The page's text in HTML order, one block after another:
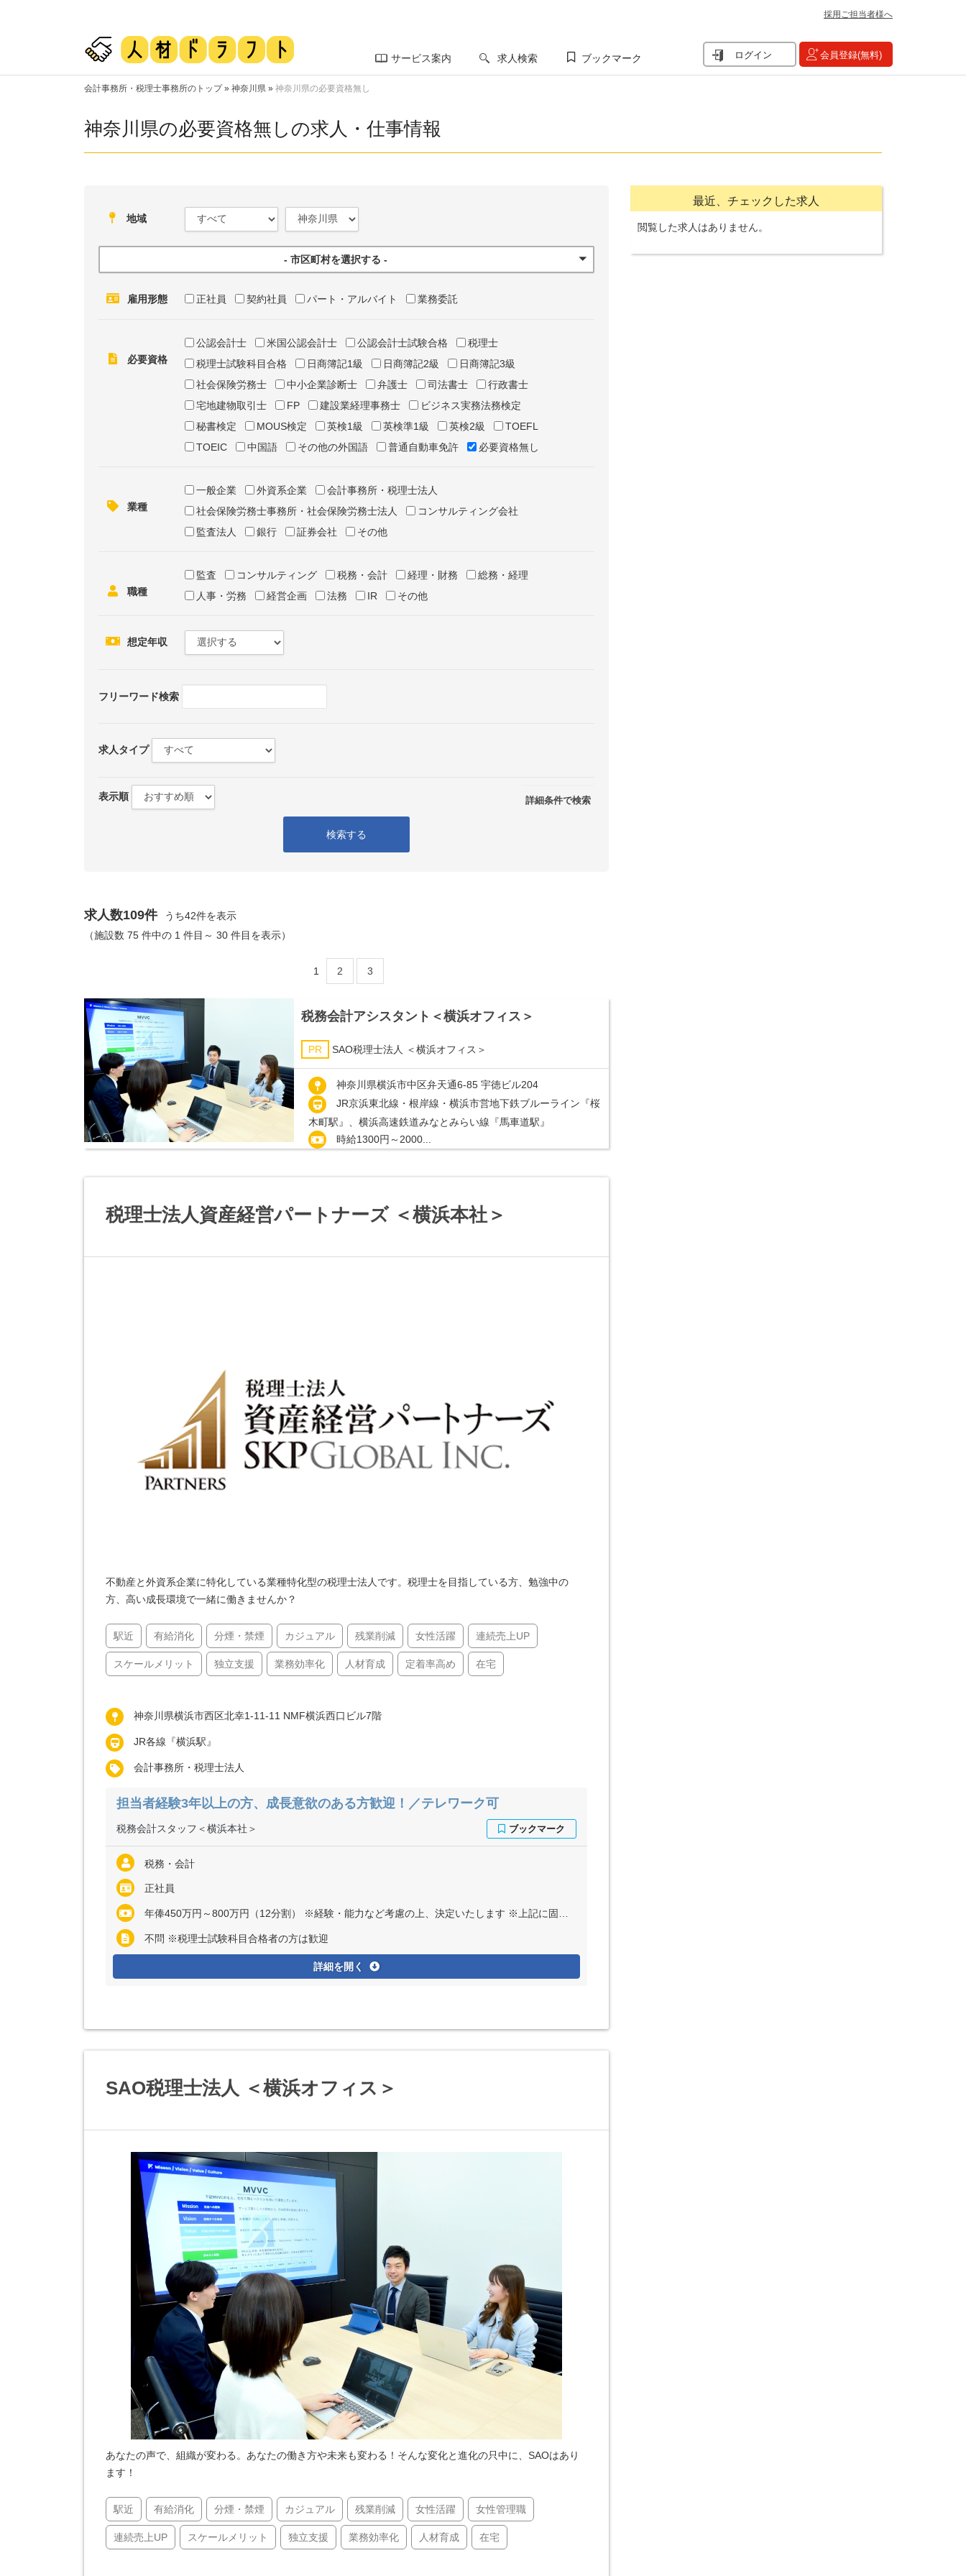
採用ご担当者様へ
サービス案内 求人検索 ブックマーク ログイン 会員登録(無料)
会計事務所・税理士事務所のトップ» 神奈川県 » 神奈川県の必要資格無し
神奈川県の必要資格無しの求人・仕事情報
地域
- 市区町村を選択する -
雇用形態 正社員 契約社員 パート・アルバイト 業務委託
必要資格
公認会計士 米国公認会計士 公認会計士試験合格
税理士
税理士試験科目合格
日商簿記1級 日商簿記2級
日商簿記3級
社会保険労務士
中小企業診断士 弁護士 司法書士
行政書士
宅地建物取引士
FP 建設業経理事務士
ビジネス実務法務検定
秘書検定
MOUS検定 英検1級 英検準1級 英検2級
TOEFL
TOEIC
中国語 その他の外国語 普通自動車免許 必要資格無し
業種
一般企業 外資系企業
会計事務所・税理士法人
社会保険労務士事務所・社会保険労務士法人
コンサルティング会社
監査法人
銀行 証券会社 その他
職種
監査 コンサルティング 税務・会計 経理・財務
総務・経理
人事・労務
経営企画 法務 IR その他
想定年収
フリーワード検索
求人タイプ
Show
表示
詳細条件で検索
表示順
検索する
求人数109件
うち42件を表示
（施設数 75 件中の 1 件目～ 30 件目を表示）
1 2 3
税務会計アシスタント＜横浜オフィス＞
PR SAO税理士法人 ＜横浜オフィス＞
神奈川県横浜市中区弁天通6-85 宇徳ビル204
JR京浜東北線・根岸線・横浜市営地下鉄ブルーライン『桜
木町駅』、横浜高速鉄道みなとみらい線『馬車道駅』
時給1300円～2000...
税理士法人資産経営パートナーズ ＜横浜本社＞
不動産と外資系企業に特化している業種特化型の税理士法人です。税理士を目指している方、勉強中の
方、高い成長環境で一緒に働きませんか？
駅近 有給消化 分煙・禁煙 カジュアル 残業削減 女性活躍 連続売上UP
スケールメリット 独立支援 業務効率化 人材育成 定着率高め 在宅
神奈川県横浜市西区北幸1-11-11 NMF横浜西口ビル7階
JR各線『横浜駅』
会計事務所・税理士法人
担当者経験3年以上の方、成長意欲のある方歓迎！／テレワーク可
税務会計スタッフ＜横浜本社＞
税務・会計
正社員
年俸450万円～800万円（12分割） ※経験・能力など考慮の上、決定いたします ※上記に固定残業代（月30時間分＝5万2000円～7万8000円）を含む ※超過分は別途全額支給
不問 ※税理士試験科目合格者の方は歓迎
詳細を開く
SAO税理士法人 ＜横浜オフィス＞
あなたの声で、組織が変わる。あなたの働き方や未来も変わる！そんな変化と進化の只中に、SAOはあり
ます！
駅近 有給消化 分煙・禁煙 カジュアル 残業削減 女性活躍 女性管理職
連続売上UP スケールメリット 独立支援 業務効率化 人材育成 在宅
最近、チェックした求人
閲覧した求人はありません。